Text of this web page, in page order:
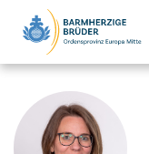
Seitenbereiche: